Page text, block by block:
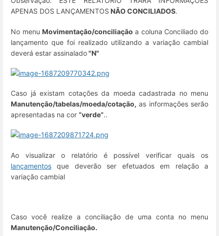
APENAS DOS LANÇAMENTOS NÃO CONCILIADOS.
No menu Movimentação/conciliaçãoa coluna Conciliado do
lançamento que foi realizado utilizando a variação cambial
deverá estar assinalado"N"
Caso já existam cotações da moeda cadastrada no menu
Manutenção/tabelas/moeda/cotação, as informações serão
apresentadas na cor “verde”..
Ao visualizar o relatório é possível verificar quais os
lançamentos que deverão ser efetuados em relação a
variação cambial
Caso você realize a conciliação de uma conta no menu
Manutenção/Conciliação.